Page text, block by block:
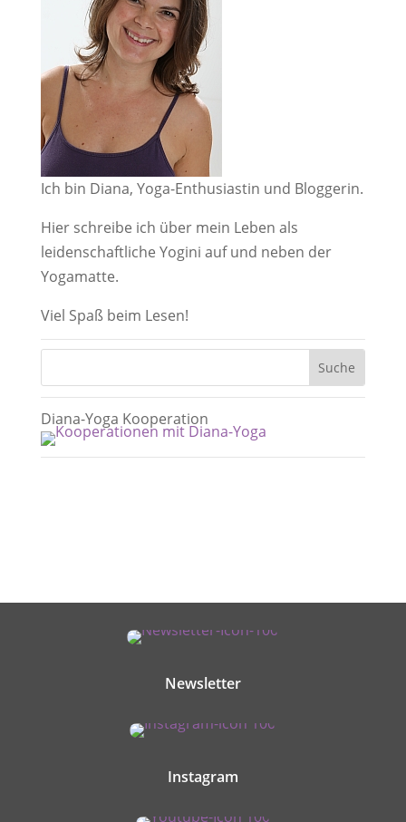
Ich bin Diana, Yoga-Enthusiastin und Bloggerin.
Hier schreibe ich über mein Leben als
leidenschaftliche Yogini auf und neben der
Yogamatte.
Viel Spaß beim Lesen!
Diana-Yoga Kooperation
Newsletter
Instagram